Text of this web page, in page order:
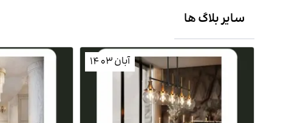
سایر بلاگ ها
آبان 1403